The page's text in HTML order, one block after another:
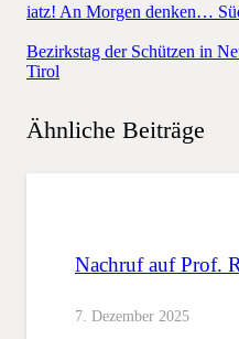
iatz! An Morgen denken…
Bezirkstag der Schützen in
Tirol
Ähnliche Beiträge
Nachruf auf Prof.
7. Dezember 2025